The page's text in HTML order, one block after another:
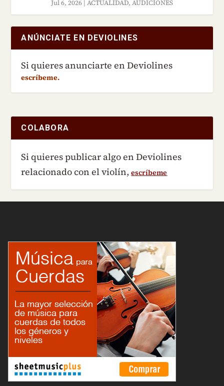
Jul 6, 2026 |ACTUALIDAD,AUDICIONES
ANÚNCIATE EN DEVIOLINES
Si quieres anunciarte en Deviolines
escríbeme.
COLABORA
Si quieres publicar algo en Deviolines
relacionado con el violín,escríbeme